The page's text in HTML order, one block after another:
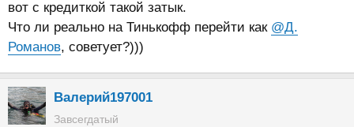
вот с кредиткой такой затык.
Что ли реально на Тинькофф перейти как @Д.
Романов, советует?)))
Валерий197001
Завсегдатый